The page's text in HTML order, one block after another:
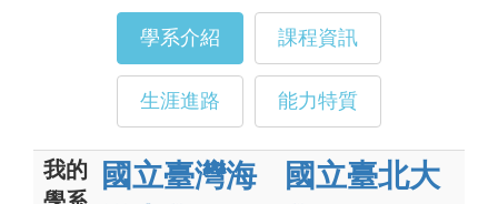
學系介紹 課程資訊
生涯進路 能力特質
我的
國立臺灣海
國立臺北大